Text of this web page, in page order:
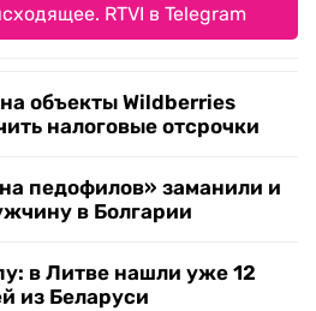
RTVI в Telegram
объекты Wildberries
налоговые отсрочки
педофилов» заманили и
в Болгарии
в Литве нашли уже 12
из Беларуси